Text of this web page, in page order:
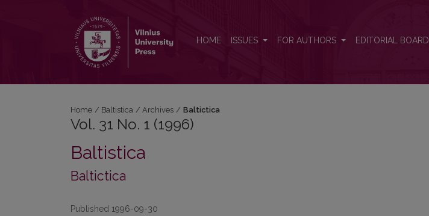
HOME ISSUES FOR AUTHORS EDITORIAL BOARD
Home / Baltistica / Archives / Baltictica
Vol. 31 No. 1 (1996)
Baltistica
Baltictica
Published 1996-09-30